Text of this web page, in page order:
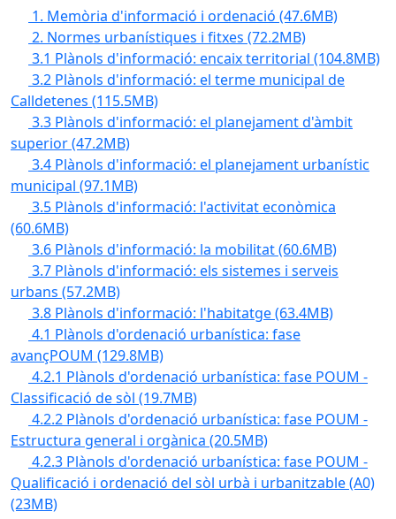
1. Memòria d'informació i ordenació (47.6MB)
2. Normes urbanístiques i fitxes (72.2MB)
3.1 Plànols d'informació: encaix territorial (104.8MB)
3.2 Plànols d'informació: el terme municipal de
Calldetenes (115.5MB)
3.3 Plànols d'informació: el planejament d'àmbit
superior(47.2MB)
3.4 Plànols d'informació: el planejament urbanístic
municipal (97.1MB)
3.5 Plànols d'informació: l'activitat econòmica
(60.6MB)
3.6 Plànols d'informació: la mobilitat(60.6MB)
3.7 Plànols d'informació: els sistemes i serveis
urbans (57.2MB)
3.8 Plànols d'informació: l'habitatge(63.4MB)
4.1 Plànols d'ordenació urbanística: fase
avançPOUM (129.8MB)
4.2.1 Plànols d'ordenació urbanística: fase POUM -
Classificació de sòl (19.7MB)
4.2.2 Plànols d'ordenació urbanística: fase POUM -
Estructura general i orgànica (20.5MB)
4.2.3 Plànols d'ordenació urbanística: fase POUM -
Qualificació i ordenació del sòl urbà i urbanitzable (A0)
(23MB)